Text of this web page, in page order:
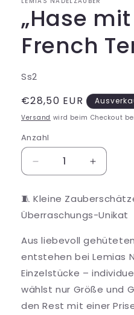
„Hase mit
French
SKU:
Ss2
Normaler
Preis
€28,50 EUR
Versand wird beim Checkout
Anzahl
Verringere
die
für
„Hase
Pilz“
French
Terry
Erhöhe
die
für
„Hase
Pilz“
French
Terry
🧵 Kleine
Überraschungs-Unikat
Aus liebevoll
entstehen bei Lemias
Einzelstücke –
wählst nur Größe und
den Rest mit einer